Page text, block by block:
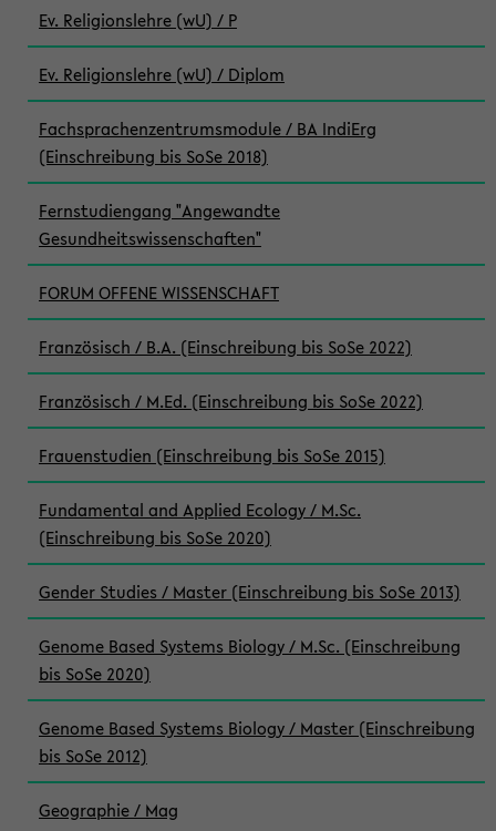
Ev. Religionslehre (wU) / P
Ev. Religionslehre (wU) / Diplom
Fachsprachenzentrumsmodule / BA IndiErg
(Einschreibung bis SoSe 2018)
Fernstudiengang "Angewandte
Gesundheitswissenschaften"
FORUM OFFENE WISSENSCHAFT
Französisch / B.A. (Einschreibung bis SoSe 2022)
Französisch / M.Ed. (Einschreibung bis SoSe 2022)
Frauenstudien (Einschreibung bis SoSe 2015)
Fundamental and Applied Ecology / M.Sc.
(Einschreibung bis SoSe 2020)
Gender Studies / Master (Einschreibung bis SoSe 2013)
Genome Based Systems Biology / M.Sc. (Einschreibung
bis SoSe 2020)
Genome Based Systems Biology / Master (Einschreibung
bis SoSe 2012)
Geographie / Mag